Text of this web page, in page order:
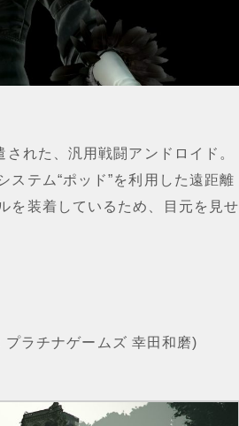
れた、汎用戦闘アンドロイド。
テム“ポッド”を利用した遠距離
を装着しているため、目元を見せ
ラチナゲームズ 幸田和磨)